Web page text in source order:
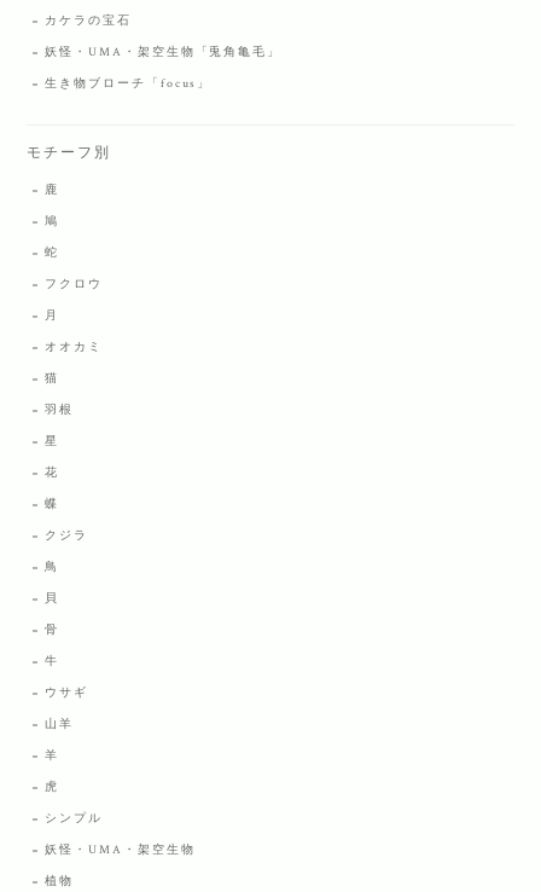
カケラの宝石
妖怪・UMA・架空生物「兎角亀毛」
生き物ブローチ「focus」
モチーフ別
鹿
鳩
蛇
フクロウ
月
オオカミ
猫
羽根
星
花
蝶
クジラ
鳥
貝
骨
牛
ウサギ
山羊
羊
虎
シンプル
妖怪・UMA・架空生物
植物